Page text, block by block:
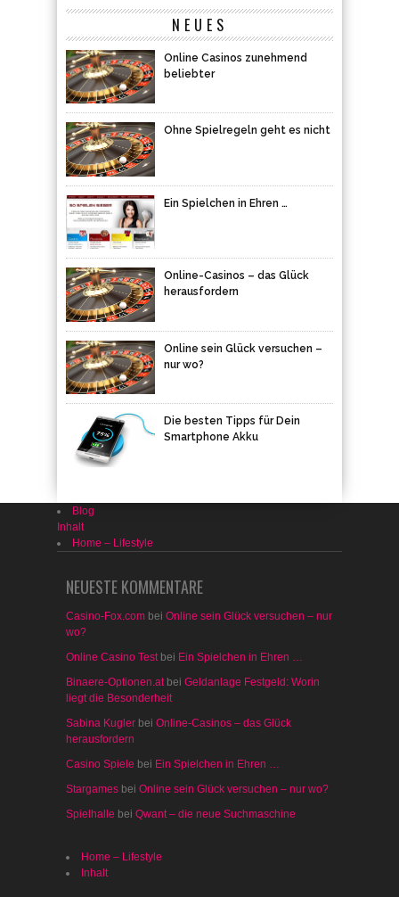
NEUES
Online Casinos zunehmend
beliebter
Ohne Spielregeln geht es nicht
Ein Spielchen in Ehren …
Online-Casinos – das Glück
herausfordern
Online sein Glück versuchen –
nur wo?
Die besten Tipps für Dein
Smartphone Akku
Blog
Inhalt
Home – Lifestyle
NEUESTE KOMMENTARE
Casino-Fox.com bei Online sein Glück versuchen – nur
wo?
Online Casino Test bei Ein Spielchen in Ehren …
Binaere-Optionen.at bei Geldanlage Festgeld: Worin
liegt die Besonderheit
Sabina Kugler bei Online-Casinos – das Glück
herausfordern
Casino Spiele bei Ein Spielchen in Ehren …
Stargames bei Online sein Glück versuchen – nur wo?
Spielhalle bei Qwant – die neue Suchmaschine
Home – Lifestyle
Inhalt